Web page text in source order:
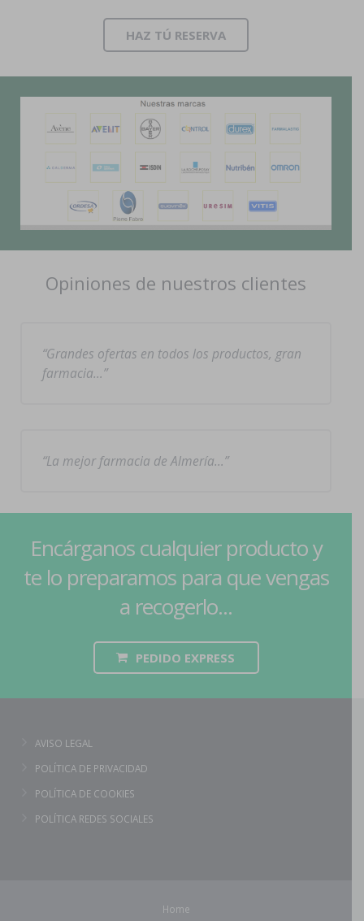
HAZ TÚ RESERVA
Opiniones de nuestros clientes
Grandes ofertas en todos los productos, gran
farmacia…
La mejor farmacia de Almería…
Encárganos cualquier producto y
te lo preparamos para que vengas
a recogerlo...
PEDIDO EXPRESS
AVISO LEGAL
POLÍTICA DE PRIVACIDAD
POLÍTICA DE COOKIES
POLÍTICA REDES SOCIALES
Home